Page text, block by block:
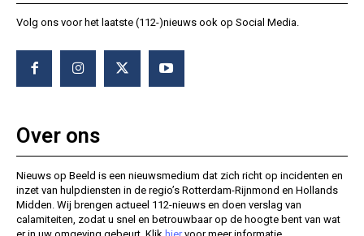
Volg ons voor het laatste (112-)nieuws ook op Social Media.
Over ons
Nieuws op Beeld is een nieuwsmedium dat zich richt op incidenten en
inzet van hulpdiensten in de regio’s Rotterdam-Rijnmond en Hollands
Midden. Wij brengen actueel 112-nieuws en doen verslag van
calamiteiten, zodat u snel en betrouwbaar op de hoogte bent van wat